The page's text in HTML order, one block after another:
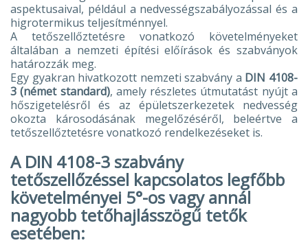
aspektusaival, például a nedvességszabályozással és a
higrotermikus teljesítménnyel.
A tetőszellőztetésre vonatkozó követelményeket
általában a nemzeti építési előírások és szabványok
határozzák meg.
Egy gyakran hivatkozott nemzeti szabvány a DIN 4108-
3 (német standard), amely részletes útmutatást nyújt a
hőszigetelésről és az épületszerkezetek nedvesség
okozta károsodásának megelőzéséről, beleértve a
tetőszellőztetésre vonatkozó rendelkezéseket is.
A DIN 4108-3 szabvány
tetőszellőzéssel kapcsolatos legfőbb
követelményei 5°-os vagy annál
nagyobb tetőhajlásszögű tetők
esetében: